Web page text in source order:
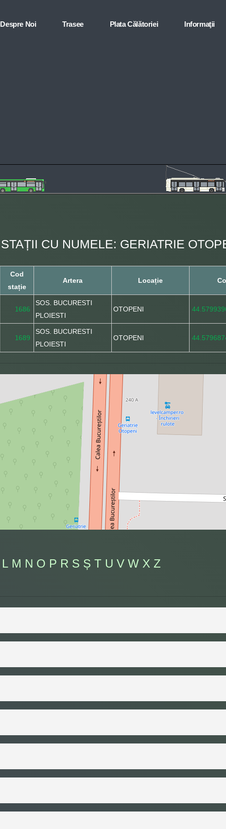
Despre Noi Trasee Plata Călătoriei Informaţii
STAȚII CU NUMELE: GERIATRIE
Cod
stație
Artera Locație
1686
SOS. BUCURESTI
PLOIESTI
OTOPENI
1689
SOS. BUCURESTI
PLOIESTI
OTOPENI
L M N O P R S Ș T U V W X Z